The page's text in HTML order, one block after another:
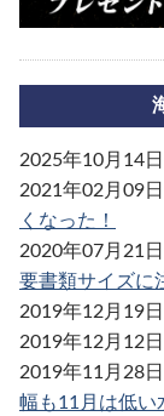
2025年10月14日
2021年02月09日
くなった！
2020年07月21日
要書類サイズに
2019年12月19日
2019年12月12日
2019年11月28日
幅も11月は低い